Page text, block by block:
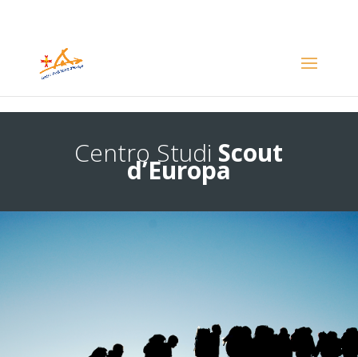
Centro Studi Scout
d’Europa